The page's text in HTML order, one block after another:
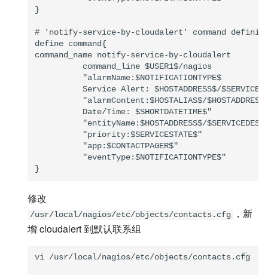
}
# 'notify-service-by-cloudalert' command
define command{
command_name notify-service-by-cloudalert
          command_line $USER1$/nagios
          "alarmName:$NOTIFICATIONTYPE$
Service Alert: $HOSTADDRESS$/
"alarmContent:$HOSTALIAS$/
          Date/Time: $SHORTDATETIME$"
"entityName:$HOSTADDRESS$/
          "priority:$SERVICESTATE$"
          "app:$CONTACTPAGER$"
          "eventType:$NOTIFICATIONTYPE$"
修改
/usr/local/nagios/etc/objects/contacts.cfg
，新
增 cloudalert 到默认联系组
vi /usr/local/nagios/etc/objects/contacts.cfg